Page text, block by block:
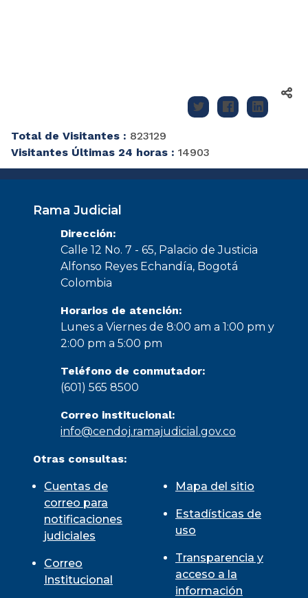
Total de Visitantes : 823129
Visitantes Últimas 24 horas : 14903
Rama Judicial
Dirección:
Calle 12 No. 7 - 65, Palacio de Justicia
Alfonso Reyes Echandía, Bogotá
Colombia
Horarios de atención:
Lunes a Viernes de 8:00 am a 1:00 pm y
2:00 pm a 5:00 pm
Teléfono de conmutador:
(601) 565 8500
Correo institucional:
info@cendoj.ramajudicial.gov.co
Otras consultas:
Cuentas de
correo para
notificaciones
judiciales
Correo
Institucional
Mapa del sitio
Estadísticas de
uso
Transparencia y
acceso a la
información